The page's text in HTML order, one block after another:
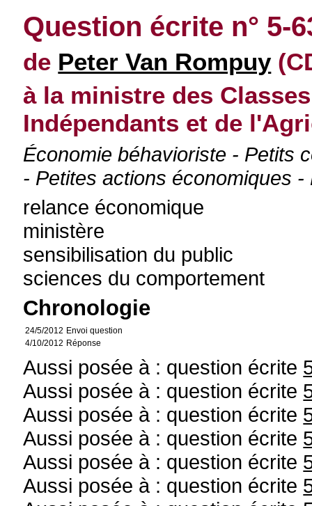
Question écrite n° 5-
de Peter Van Rompuy
à la ministre des
Indépendants et de
Économie béhavioriste - Petits
- Petites actions économiques -
relance économique
ministère
sensibilisation du public
sciences du comportement
Chronologie
24/5/2012 Envoi question
4/10/2012 Réponse
Aussi posée à : question écrite
Aussi posée à : question écrite
Aussi posée à : question écrite
Aussi posée à : question écrite
Aussi posée à : question écrite
Aussi posée à : question écrite